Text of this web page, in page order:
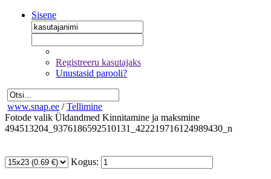
Sisene
Registreeru kasutajaks
Unustasid parooli?
www.snap.ee / Tellimine
Fotode valik Üldandmed Kinnitamine ja maksmine
494513204_9376186592510131_422219716124989430_n
Kogus: